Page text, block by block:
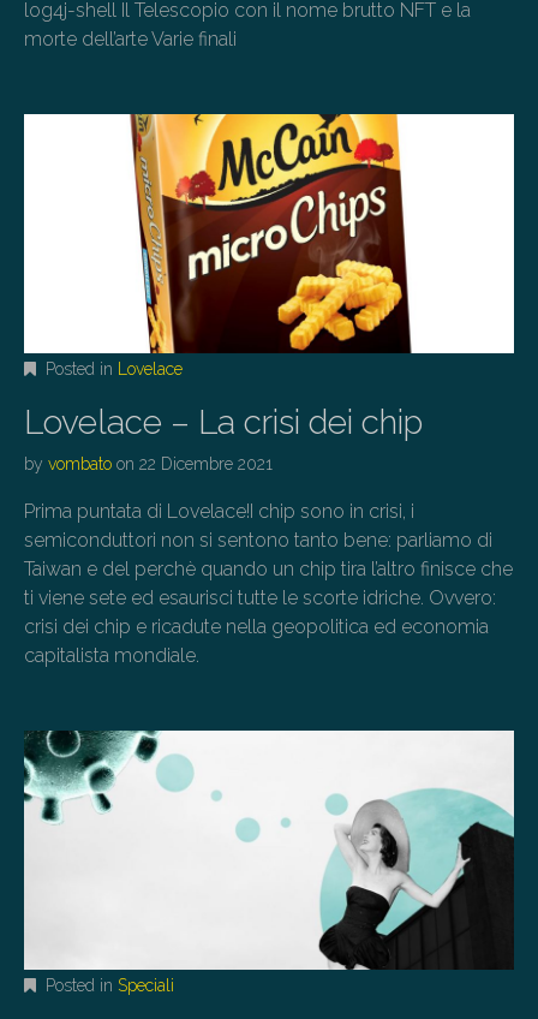
log4j-shell Il Telescopio con il nome brutto NFT e la
morte dell’arte Varie finali
Posted in Lovelace
Lovelace – La crisi dei chip
by vombato on 22 Dicembre 2021
Prima puntata di Lovelace!I chip sono in crisi, i
semiconduttori non si sentono tanto bene: parliamo di
Taiwan e del perchè quando un chip tira l’altro finisce che
ti viene sete ed esaurisci tutte le scorte idriche. Ovvero:
crisi dei chip e ricadute nella geopolitica ed economia
capitalista mondiale.
Posted in Speciali